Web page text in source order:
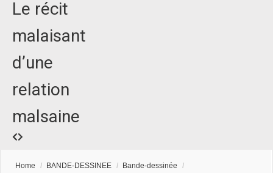
Le récit
malaisant
d’une
relation
malsaine
Home / BANDE-DESSINEE / Bande-dessinée
/